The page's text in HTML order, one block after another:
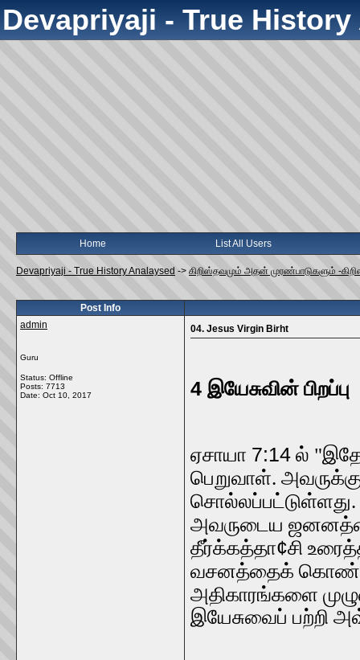
Devapriyaji - True
Home List All Users
Devapriyaji - True History Analaysed -> கிறிஸ்தவமும் அதன் முரண்பாடுகளும் -
Post Info
admin
Guru
Status: Offline
Posts: 7713
Date: Oct 10, 2017
04. Jesus Virgin Birht
4 இயேசுவின் பிறப்பு
ஏசாயா 7:14 ல்
பெறுவாள்.
சொல்லப்பட்டுள்ளது.
அவருடைய
தீர்க்கத்தா¢சி
வசனத்தைக்
அதிகாரங்களை
இயேசுவைப் பற்றி